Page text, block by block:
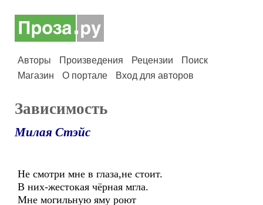
Авторы Произведения Рецензии
Поиск
Магазин
О портале Вход для авторов
Зависимость
Милая Стэйс
Не смотри мне в глаза,не стоит.
В них-жестокая чёрная мгла.
Мне могильную яму роют